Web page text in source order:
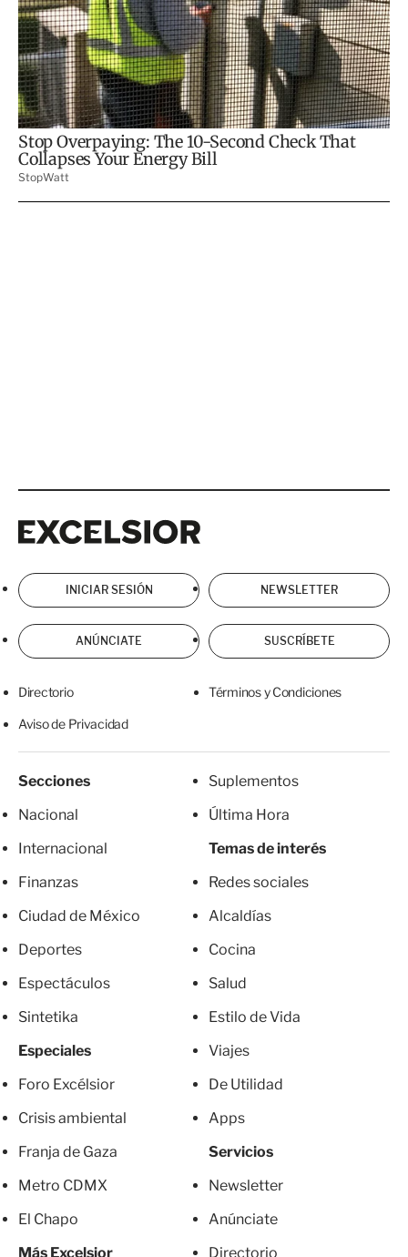
INICIAR SESIÓN NEWSLETTER
ANÚNCIATE SUSCRÍBETE
Directorio Términos y Condiciones
Aviso de Privacidad
Secciones
Nacional
Internacional
Finanzas
Ciudad de México
Deportes
Espectáculos
Sintetika
Especiales
Foro Excélsior
Crisis ambiental
Franja de Gaza
Metro CDMX
El Chapo
Más Excelsior
Suplementos
Última Hora
Temas de interés
Redes sociales
Alcaldías
Cocina
Salud
Estilo de Vida
Viajes
De Utilidad
Apps
Servicios
Newsletter
Anúnciate
Directorio